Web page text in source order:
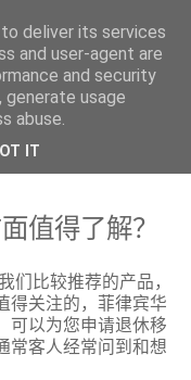
值得了解？
们比较推荐的产品，
得关注的，菲律宾华
可以为您申请退休移
常客人经常问到和想
deliver its services
and user-agent are
and security
usage
abuse.
IT